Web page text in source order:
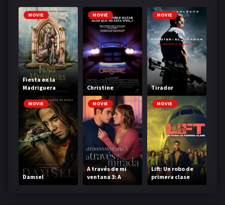
MOVIE
Fiesta en la
Madriguera
MOVIE
Christine
MOVIE
Tirador
MOVIE
Damsel
MOVIE
A través de mi
ventana 3: A
través de tu
MOVIE
Lift: Un robo de
primera clase